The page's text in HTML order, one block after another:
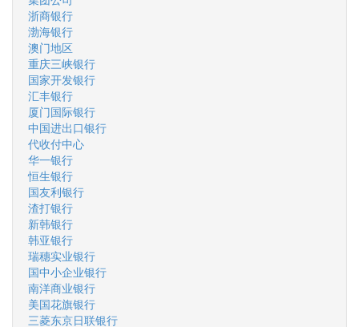
浙商银行
渤海银行
澳门地区
重庆三峡银行
国家开发银行
汇丰银行
厦门国际银行
中国进出口银行
代收付中心
华一银行
恒生银行
国友利银行
渣打银行
新韩银行
韩亚银行
瑞穗实业银行
国中小企业银行
南洋商业银行
美国花旗银行
三菱东京日联银行